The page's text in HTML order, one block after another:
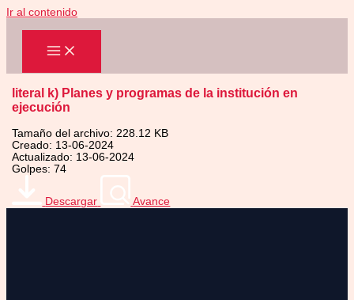
Ir al contenido
literal k) Planes y programas de la institución en
ejecución
Tamaño del archivo: 228.12 KB
Creado: 13-06-2024
Actualizado: 13-06-2024
Golpes: 74
Descargar Avance